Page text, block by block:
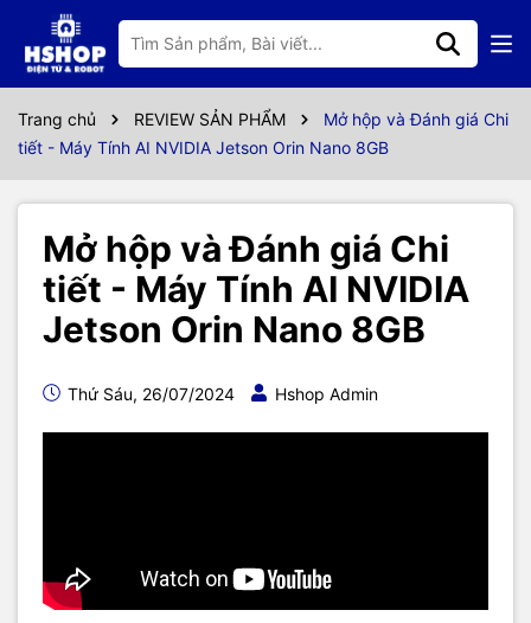
Trang chủ REVIEW SẢN PHẨM
Mở hộp và Đánh giá Chi
tiết - Máy Tính AI NVIDIA Jetson Orin Nano 8GB
Mở hộp và Đánh giá Chi
tiết - Máy Tính AI NVIDIA
Jetson Orin Nano 8GB
Thứ Sáu, 26/07/2024 Hshop Admin